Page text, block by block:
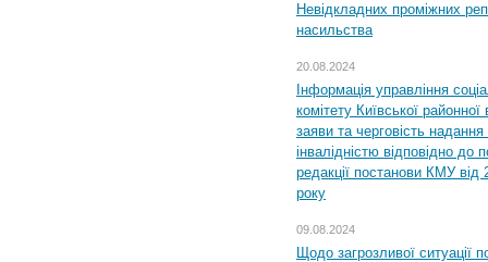
Невідкладних проміжних
насильства
20.08.2024
Інформація управління
комітету Київської
заяви та черговість надання
інвалідністю відповідно
редакції постанови КМУ
року
09.08.2024
Щодо загрозливої ситуації